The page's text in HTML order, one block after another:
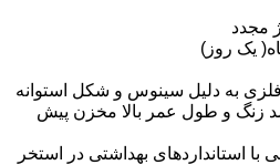
مجدد
یک روز)
به دلیل سینوس و شکل استوانه
زنگ و طول عمر بالا مخزن پیش
استانداردهای بهداشتی در استخر